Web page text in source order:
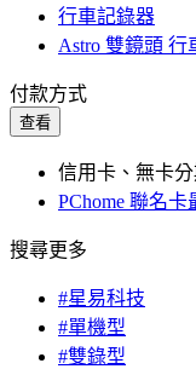
行車記錄器
Astro 雙鏡頭 行
付款方式
查看
信用卡、無卡
PChome 聯名
搜尋更多
#星易科技
#單機型
#雙錄型